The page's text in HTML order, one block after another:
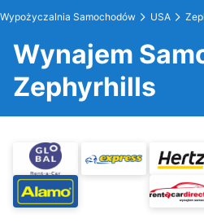
Wypożyczalnia Samochodów USA
Wynajem
Zephyrhills